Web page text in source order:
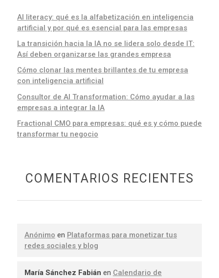
AI literacy: qué es la alfabetización en inteligencia
artificial y por qué es esencial para las empresas
La transición hacia la IA no se lidera solo desde IT:
Así deben organizarse las grandes empresa
Cómo clonar las mentes brillantes de tu empresa
con inteligencia artificial
Consultor de AI Transformation: Cómo ayudar a las
empresas a integrar la IA
Fractional CMO para empresas: qué es y cómo puede
transformar tu negocio
COMENTARIOS RECIENTES
Anónimo en Plataformas para monetizar tus
redes sociales y blog
María Sánchez Fabián en Calendario de